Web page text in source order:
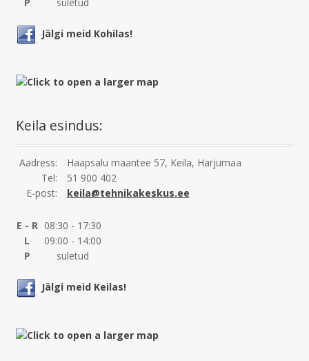
Jälgi meid Kohilas!
Keila esindus:
Aadress:
Haapsalu maantee 57, Keila, Harjumaa
Tel:
51 900 402
E-post:
keila@tehnikakeskus.ee
E - R 08:30 - 17:30
L
09:00 - 14:00
P
suletud
Jälgi meid Keilas!